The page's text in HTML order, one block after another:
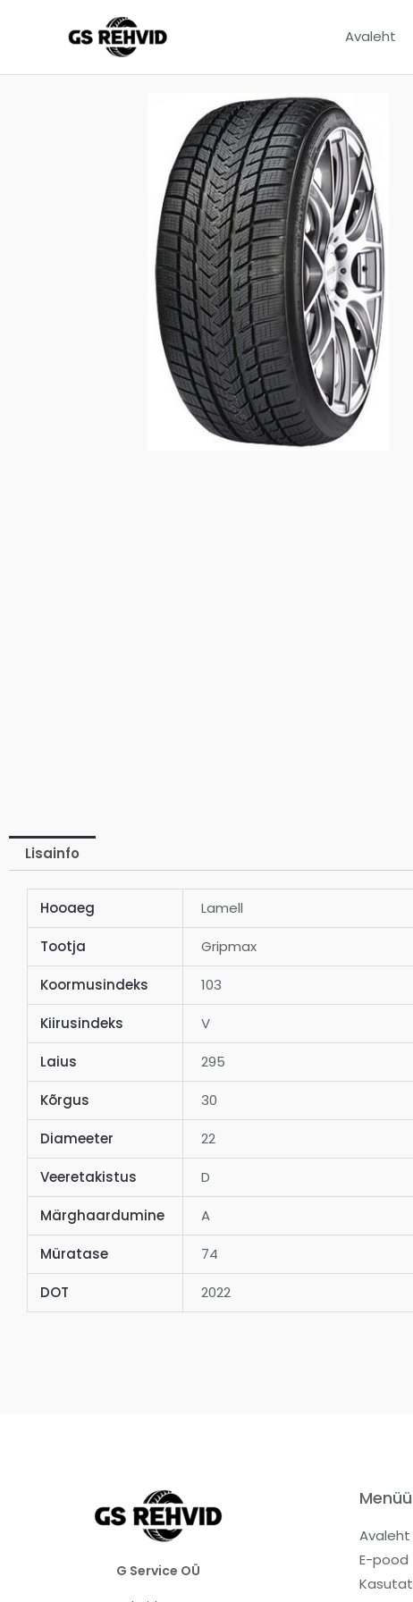
Avaleht
Lisainfo
Hooaeg Lamell
Tootja Gripmax
Koormusindeks 103
Kiirusindeks V
Laius 295
Kõrgus 30
Diameeter 22
Veeretakistus D
Märghaardumine A
Müratase 74
DOT 2022
G Service OÜ
Menüü
Avaleht
E-pood